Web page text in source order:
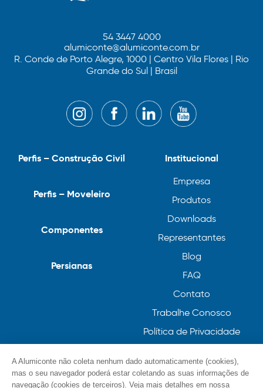
54 3447 4000
alumiconte@alumiconte.com.br
R. Conde de Porto Alegre, 1000 | Centro Vila Flores | Rio
Grande do Sul | Brasil
Institucional
Empresa
Produtos
Downloads
Representantes
Blog
FAQ
Contato
Trabalhe Conosco
Política de Privacidade
Perfis – Construção Civil
Perfis – Moveleiro
Componentes
Persianas
A Alumiconte não coleta nenhum dado automaticamente (cookies),
mas o seu navegador poderá estar coletando as suas informações de
navegação (cookies de terceiros). Veja mais detalhes em nossa